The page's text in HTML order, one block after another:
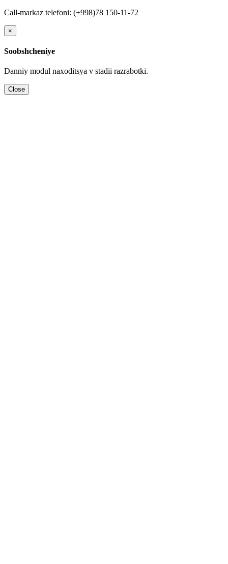
Call-markaz telefoni: (+998)78 150-11-72
×
Soobshcheniye
Danniy modul naхoditsya v stadii razrabotki.
Close